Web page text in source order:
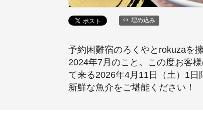
埋め込み
予約困難宿のろくやとrokuzaを
2024年7月のこと。この度お客
て来る2026年4月11日（土）1日
新鮮な魚介をご堪能ください！